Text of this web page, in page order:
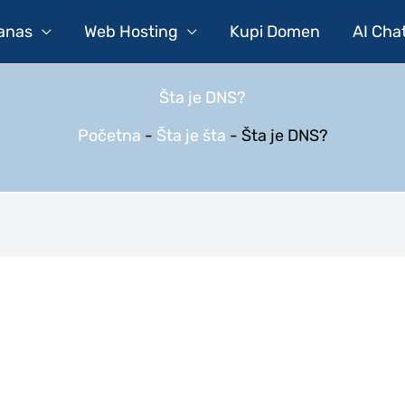
Web Hosting Kupi Domen AI
Šta je DNS?
Početna - Šta je šta - Šta je DNS?